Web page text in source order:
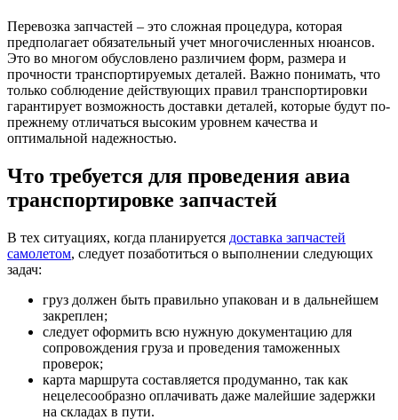
Перевозка запчастей – это сложная процедура, которая
предполагает обязательный учет многочисленных нюансов.
Это во многом обусловлено различием форм, размера и
прочности транспортируемых деталей. Важно понимать, что
только соблюдение действующих правил транспортировки
гарантирует возможность доставки деталей, которые будут по-
прежнему отличаться высоким уровнем качества и
оптимальной надежностью.
Что требуется для проведения авиа
транспортировке запчастей
В тех ситуациях, когда планируется доставка запчастей
самолетом, следует позаботиться о выполнении следующих
задач:
груз должен быть правильно упакован и в дальнейшем
закреплен;
следует оформить всю нужную документацию для
сопровождения груза и проведения таможенных
проверок;
карта маршрута составляется продуманно, так как
нецелесообразно оплачивать даже малейшие задержки
на складах в пути.